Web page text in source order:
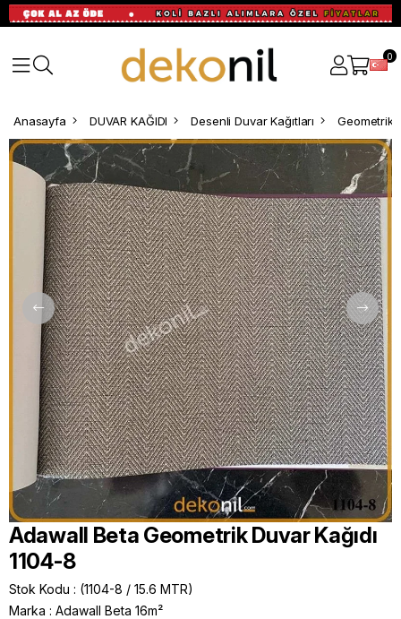
0
Anasayfa DUVAR KAĞIDI Desenli Duvar Kağıtları Geometrik
Adawall Beta Geometrik Duvar Kağıdı
1104-8
Stok Kodu
(1104-8 / 15.6 MTR)
Marka : Adawall Beta 16m²